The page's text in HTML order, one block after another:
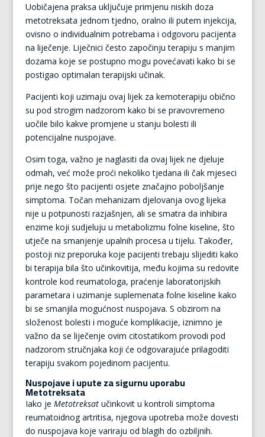
Uobičajena praksa uključuje primjenu niskih doza
metotreksata jednom tjedno, oralno ili putem injekcija,
ovisno o individualnim potrebama i odgovoru pacijenta
na liječenje. Liječnici često započinju terapiju s manjim
dozama koje se postupno mogu povećavati kako bi se
postigao optimalan terapijski učinak.
Pacijenti koji uzimaju ovaj lijek za kemoterapiju obično
su pod strogim nadzorom kako bi se pravovremeno
uočile bilo kakve promjene u stanju bolesti ili
potencijalne nuspojave.
Osim toga, važno je naglasiti da ovaj lijek ne djeluje
odmah, već može proći nekoliko tjedana ili čak mjeseci
prije nego što pacijenti osjete značajno poboljšanje
simptoma. Točan mehanizam djelovanja ovog lijeka
nije u potpunosti razjašnjen, ali se smatra da inhibira
enzime koji sudjeluju u metabolizmu folne kiseline, što
utječe na smanjenje upalnih procesa u tijelu. Također,
postoji niz preporuka koje pacijenti trebaju slijediti kako
bi terapija bila što učinkovitija, među kojima su redovite
kontrole kod reumatologa, praćenje laboratorijskih
parametara i uzimanje suplemenata folne kiseline kako
bi se smanjila mogućnost nuspojava. S obzirom na
složenost bolesti i moguće komplikacije, iznimno je
važno da se liječenje ovim citostatikom provodi pod
nadzorom stručnjaka koji će odgovarajuće prilagoditi
terapiju svakom pojedinom pacijentu.
Nuspojave i upute za sigurnu uporabu
Metotreksata
Iako je Metotreksatučinkovit u kontroli simptoma
reumatoidnog artritisa, njegova upotreba može dovesti
do nuspojava koje variraju od blagih do ozbiljnih.